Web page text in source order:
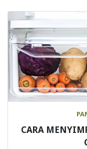
CARA